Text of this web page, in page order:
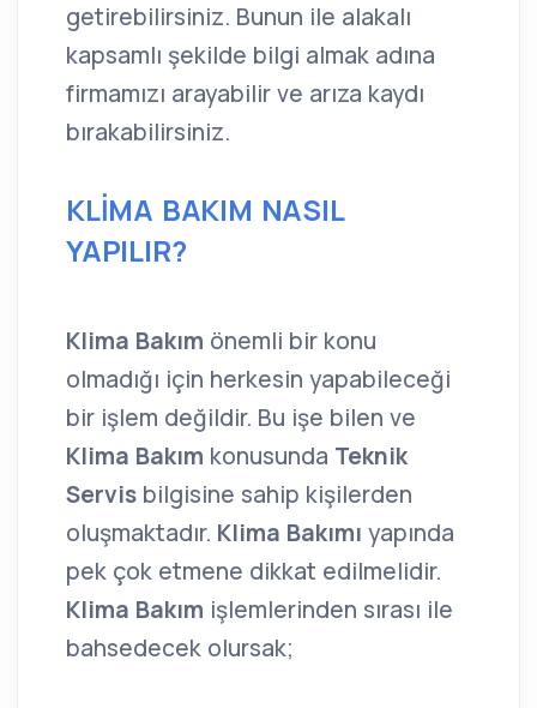
getirebilirsiniz. Bunun ile alakalı
kapsamlı şekilde bilgi almak adına
firmamızı arayabilir ve arıza kaydı
bırakabilirsiniz.
KLİMA BAKIM NASIL
YAPILIR?
Klima Bakım önemli bir konu
olmadığı için herkesin yapabileceği
bir işlem değildir. Bu işe bilen ve
Klima Bakım konusunda Teknik
Servis bilgisine sahip kişilerden
oluşmaktadır. Klima Bakımı yapında
pek çok etmene dikkat edilmelidir.
Klima Bakım işlemlerinden sırası ile
bahsedecek olursak;